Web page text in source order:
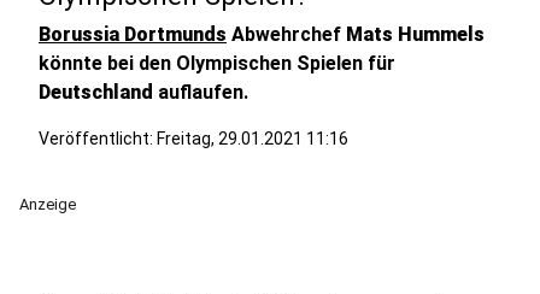
Borussia Dortmunds Abwehrchef Mats Hummels
könnte bei den Olympischen Spielen für
Deutschland auflaufen.
Veröffentlicht: Freitag, 29.01.2021 11:16
Anzeige